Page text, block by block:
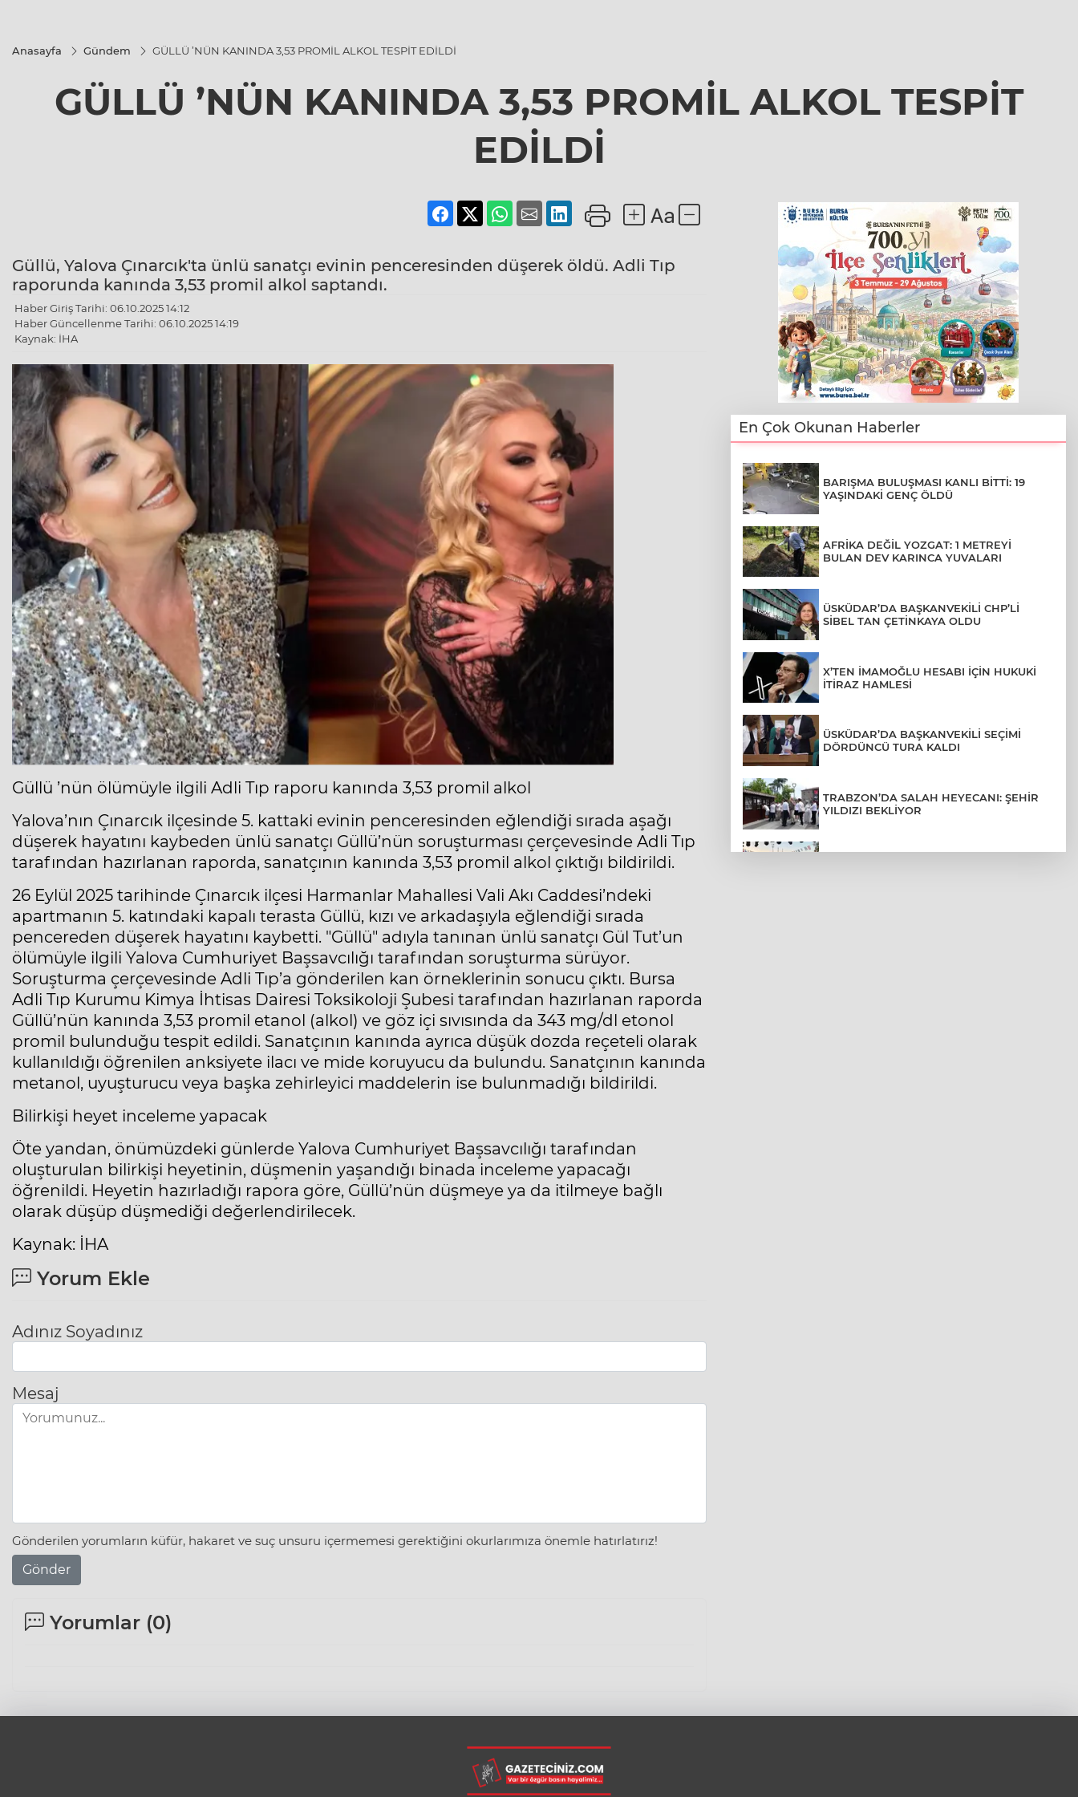
Anasayfa Gündem GÜLLÜ ’NÜN KANINDA 3,53 PROMİL ALKOL TESPİT EDİLDİ
GÜLLÜ ’NÜN KANINDA 3,53 PROMİL ALKOL TESPİT
EDİLDİ
Güllü, Yalova Çınarcık'ta ünlü sanatçı evinin penceresinden düşerek öldü. Adli Tıp
raporunda kanında 3,53 promil alkol saptandı.
Haber Giriş Tarihi: 06.10.2025 14:12
Haber Güncellenme Tarihi: 06.10.2025 14:19
Kaynak: İHA
Güllü ’nün ölümüyle ilgili Adli Tıp raporu kanında 3,53 promil alkol
Yalova’nın Çınarcık ilçesinde 5. kattaki evinin penceresinden eğlendiği sırada aşağı
düşerek hayatını kaybeden ünlü sanatçı Güllü’nün soruşturması çerçevesinde Adli Tıp
tarafından hazırlanan raporda, sanatçının kanında 3,53 promil alkol çıktığı bildirildi.
26 Eylül 2025 tarihinde Çınarcık ilçesi Harmanlar Mahallesi Vali Akı Caddesi’ndeki
apartmanın 5. katındaki kapalı terasta Güllü, kızı ve arkadaşıyla eğlendiği sırada
pencereden düşerek hayatını kaybetti. "Güllü" adıyla tanınan ünlü sanatçı Gül Tut’un
ölümüyle ilgili Yalova Cumhuriyet Başsavcılığı tarafından soruşturma sürüyor.
Soruşturma çerçevesinde Adli Tıp’a gönderilen kan örneklerinin sonucu çıktı. Bursa
Adli Tıp Kurumu Kimya İhtisas Dairesi Toksikoloji Şubesi tarafından hazırlanan raporda
Güllü’nün kanında 3,53 promil etanol (alkol) ve göz içi sıvısında da 343 mg/dl etonol
promil bulunduğu tespit edildi. Sanatçının kanında ayrıca düşük dozda reçeteli olarak
kullanıldığı öğrenilen anksiyete ilacı ve mide koruyucu da bulundu. Sanatçının kanında
metanol, uyuşturucu veya başka zehirleyici maddelerin ise bulunmadığı bildirildi.
Bilirkişi heyet inceleme yapacak
Öte yandan, önümüzdeki günlerde Yalova Cumhuriyet Başsavcılığı tarafından
oluşturulan bilirkişi heyetinin, düşmenin yaşandığı binada inceleme yapacağı
öğrenildi. Heyetin hazırladığı rapora göre, Güllü’nün düşmeye ya da itilmeye bağlı
olarak düşüp düşmediği değerlendirilecek.
Kaynak: İHA
Yorum Ekle
Adınız Soyadınız
Mesaj
Gönderilen yorumların küfür, hakaret ve suç unsuru içermemesi gerektiğini okurlarımıza önemle hatırlatırız!
Gönder
Yorumlar (0)
En Çok Okunan Haberler
BARIŞMA BULUŞMASI KANLI BİTTİ: 19
YAŞINDAKİ GENÇ ÖLDÜ
AFRİKA DEĞİL YOZGAT: 1 METREYİ
BULAN DEV KARINCA YUVALARI
ÜSKÜDAR’DA BAŞKANVEKİLİ CHP’Lİ
SİBEL TAN ÇETİNKAYA OLDU
X’TEN İMAMOĞLU HESABI İÇİN HUKUKİ
İTİRAZ HAMLESİ
ÜSKÜDAR’DA BAŞKANVEKİLİ SEÇİMİ
DÖRDÜNCÜ TURA KALDI
TRABZON’DA SALAH HEYECANI: ŞEHİR
YILDIZI BEKLİYOR